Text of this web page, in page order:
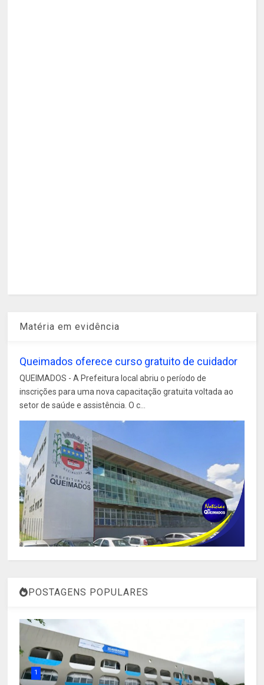
Matéria em evidência
Queimados oferece curso gratuito de cuidador
QUEIMADOS - A Prefeitura local abriu o período de
inscrições para uma nova capacitação gratuita voltada ao
setor de saúde e assistência. O c...
POSTAGENS POPULARES
1